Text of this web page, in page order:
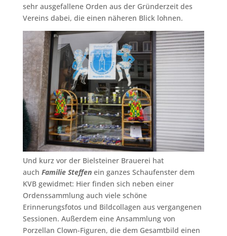
sehr ausgefallene Orden aus der Gründerzeit des
Vereins dabei, die einen näheren Blick lohnen.
Und kurz vor der Bielsteiner Brauerei hat
auch Familie Steffenein ganzes Schaufenster dem
KVB gewidmet: Hier finden sich neben einer
Ordenssammlung auch viele schöne
Erinnerungsfotos und Bildcollagen aus vergangenen
Sessionen. Außerdem eine Ansammlung von
Porzellan Clown-Figuren, die dem Gesamtbild einen